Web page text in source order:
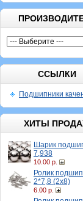
ССЫЛКИ
Подшипники
ХИТЫ
Шарик
7,938
10.00 р.
Ролик
2*7,8 (2х8)
6.00 р.